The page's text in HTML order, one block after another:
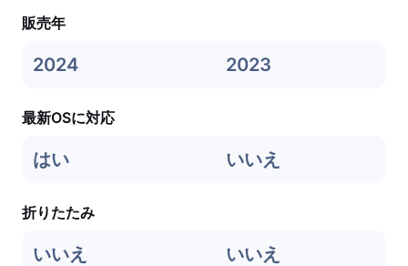
販売年
2024 2023
最新OSに対応
はい いいえ
折りたたみ
いいえ いいえ